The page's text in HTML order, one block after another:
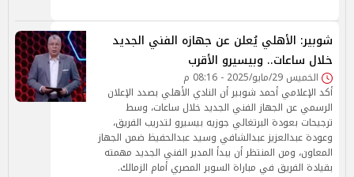
شوبير: الأهلي يُعلن عن جهازه الفني الجديد
خلال ساعات.. وبيسيرو الأقرب
الخميس 29/مايو/2025 - 08:16 م
أكد الإعلامي أحمد شوبير أن النادي الأهلي بصدد الإعلان
الرسمي عن الجهاز الفني الجديد خلال ساعات، وسط
ترجيحات بعودة البرتغالي جوزيه بيسيرو لتدريب الفريق،
وعودة عبدالعزيز عبدالشافي وسيد عبدالحفيظ ضمن الجهاز
المعاون، ومن المنتظر أن يبدأ المدير الفني الجديد مهمته
بقيادة الفريق في مباراة السوبر المصري أمام الزمالك.